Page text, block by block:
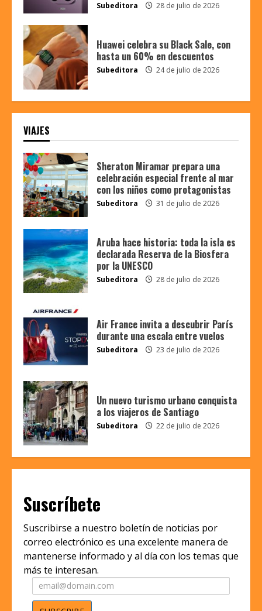
Subeditora 28 de julio de 2026
Huawei celebra su Black Sale, con
hasta un 60% en descuentos
Subeditora 24 de julio de 2026
VIAJES
Sheraton Miramar prepara una
celebración especial frente al mar
con los niños como protagonistas
Subeditora 31 de julio de 2026
Aruba hace historia: toda la isla es
declarada Reserva de la Biosfera
por la UNESCO
Subeditora 28 de julio de 2026
Air France invita a descubrir París
durante una escala entre vuelos
Subeditora 23 de julio de 2026
Un nuevo turismo urbano conquista
a los viajeros de Santiago
Subeditora 22 de julio de 2026
Suscríbete
Suscribirse a nuestro boletín de noticias por
correo electrónico es una excelente manera de
mantenerse informado y al día con los temas que
más te interesan.